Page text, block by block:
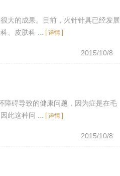
大的成果。目前，火针针具已经发展
、皮肤科 ...
[详情]
2015/10/8
障碍导致的健康问题，因为症是在毛
此这种问 ...
[详情]
2015/10/8